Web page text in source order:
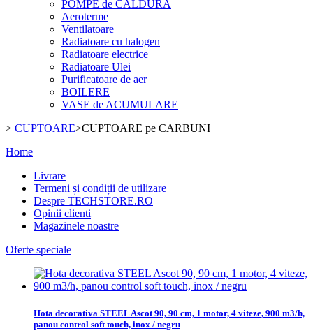
POMPE de CALDURA
Aeroterme
Ventilatoare
Radiatoare cu halogen
Radiatoare electrice
Radiatoare Ulei
Purificatoare de aer
BOILERE
VASE de ACUMULARE
> CUPTOARE>CUPTOARE pe CARBUNI
Home
Livrare
Termeni și condiții de utilizare
Despre TECHSTORE.RO
Opinii clienti
Magazinele noastre
Oferte speciale
Hota decorativa STEEL Ascot 90, 90 cm, 1 motor, 4 viteze, 900 m3/h,
panou control soft touch, inox / negru